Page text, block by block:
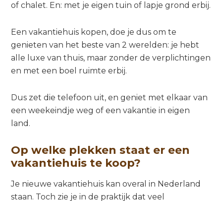
of chalet. En: met je eigen tuin of lapje grond erbij.
Een vakantiehuis kopen, doe je dus om te
genieten van het beste van 2 werelden: je hebt
alle luxe van thuis, maar zonder de verplichtingen
en met een boel ruimte erbij.
Dus zet die telefoon uit, en geniet met elkaar van
een weekeindje weg of een vakantie in eigen
land.
Op welke plekken staat er een
vakantiehuis te koop?
Je nieuwe vakantiehuis kan overal in Nederland
staan. Toch zie je in de praktijk dat veel